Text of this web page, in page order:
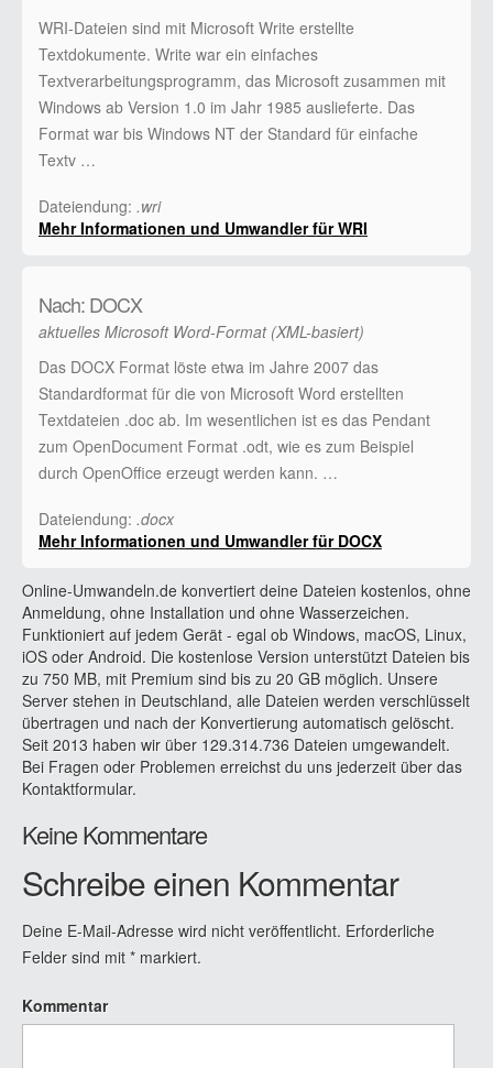
WRI-Dateien sind mit Microsoft Write erstellte
Textdokumente. Write war ein einfaches
Textverarbeitungsprogramm, das Microsoft zusammen mit
Windows ab Version 1.0 im Jahr 1985 auslieferte. Das
Format war bis Windows NT der Standard für einfache
Textv …
Dateiendung: .wri
Mehr Informationen und Umwandler für WRI
Nach: DOCX
aktuelles Microsoft Word-Format (XML-basiert)
Das DOCX Format löste etwa im Jahre 2007 das
Standardformat für die von Microsoft Word erstellten
Textdateien .doc ab. Im wesentlichen ist es das Pendant
zum OpenDocument Format .odt, wie es zum Beispiel
durch OpenOffice erzeugt werden kann. …
Dateiendung: .docx
Mehr Informationen und Umwandler für DOCX
Online-Umwandeln.de konvertiert deine Dateien kostenlos, ohne
Anmeldung, ohne Installation und ohne Wasserzeichen.
Funktioniert auf jedem Gerät - egal ob Windows, macOS, Linux,
iOS oder Android. Die kostenlose Version unterstützt Dateien bis
zu 750 MB, mit Premium sind bis zu 20 GB möglich. Unsere
Server stehen in Deutschland, alle Dateien werden verschlüsselt
übertragen und nach der Konvertierung automatisch gelöscht.
Seit 2013 haben wir über 129.314.736 Dateien umgewandelt.
Bei Fragen oder Problemen erreichst du uns jederzeit über das
Kontaktformular.
Keine Kommentare
Schreibe einen Kommentar
Deine E-Mail-Adresse wird nicht veröffentlicht. Erforderliche
Felder sind mit * markiert.
Kommentar